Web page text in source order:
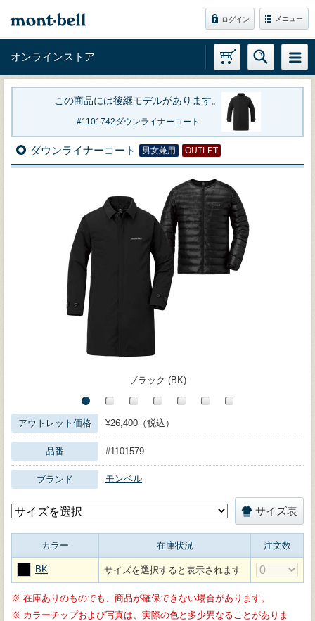
ログイン メニュー
オンラインストア
この商品には後継モデルがあります。
1101742ダウンライナーコート
ダウンライナーコート 男女兼用 OUTLET
ブラック (BK)
アウトレット価格 ¥26,400（税込）
品番 #1101579
ブランド モンベル
サイズ表
カラー 在庫状況 注文数
BK サイズを選択すると表示されます
※ 在庫ありのものでも、商品が確保できない場合があります。
※ カラーチップおよび写真は、実際の色と多少異なることがありま